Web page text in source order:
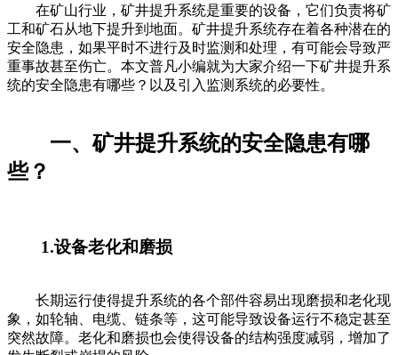
在矿山行业，矿井提升系统是重要的设备，它们负责将矿
工和矿石从地下提升到地面。矿井提升系统存在着各种潜在的
安全隐患，如果平时不进行及时监测和处理，有可能会导致严
重事故甚至伤亡。本文普凡小编就为大家介绍一下矿井提升系
统的安全隐患有哪些？以及引入监测系统的必要性。
一、矿井提升系统的安全隐患有哪
些？
1.设备老化和磨损
长期运行使得提升系统的各个部件容易出现磨损和老化现
象，如轮轴、电缆、链条等，这可能导致设备运行不稳定甚至
突然故障。老化和磨损也会使得设备的结构强度减弱，增加了